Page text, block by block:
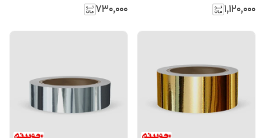
متری)
۱٬۱۲۰٬۰۰۰
متری)
۷۳۰٬۰۰۰